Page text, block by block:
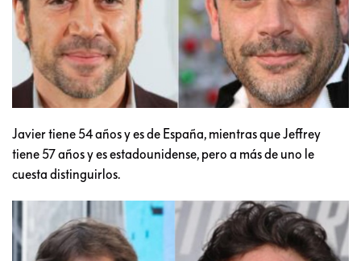
Javier tiene 54 años y es de España, mientras que Jeffrey
tiene 57 años y es estadounidense, pero a más de uno le
cuesta distinguirlos.